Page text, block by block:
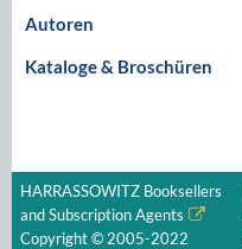
Autoren
Kataloge & Broschüren
HARRASSOWITZ Booksellers
and Subscription Agents
Copyright © 2005-2022